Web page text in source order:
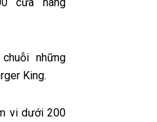
những
King.
vi dưới 200